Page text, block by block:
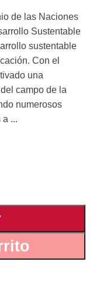
de las Naciones
Sustentable
sustentable
Con el
una
campo de la
numerosos
...
y vertiginosa
de cara al
nuestro entorno
de
revisar por qué
dentro de la
eminentemente